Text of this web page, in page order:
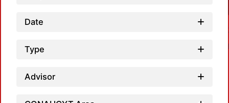
Date
Type
Advisor